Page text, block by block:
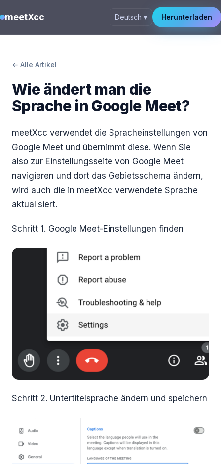
meetXcc Deutsch ▾ Herunterladen
← Alle Artikel
Wie ändert man die
Sprache in Google Meet?
meetXcc verwendet die Spracheinstellungen von
Google Meet und übernimmt diese. Wenn Sie
also zur Einstellungsseite von Google Meet
navigieren und dort das Gebietsschema ändern,
wird auch die in meetXcc verwendete Sprache
aktualisiert.
Schritt 1. Google Meet-Einstellungen finden
Schritt 2. Untertitelsprache ändern und speichern